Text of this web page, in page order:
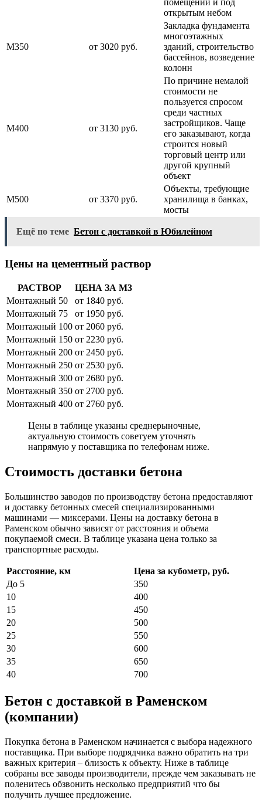
открытым небом
М350 от 3020 руб.
Закладка фундамента
многоэтажных
зданий, строительство
бассейнов, возведение
колонн
М400 от 3130 руб.
По причине немалой
стоимости не
пользуется спросом
среди частных
застройщиков. Чаще
его заказывают, когда
строится новый
торговый центр или
другой крупный
объект
М500 от 3370 руб.
Объекты, требующие
хранилища в банках,
мосты
Ещё по теме Бетон с доставкой в Юбилейном
Цены на цементный раствор
РАСТВОР
ЦЕНА ЗА М3
Монтажный 50
от 1840 руб.
Монтажный 75
от 1950 руб.
Монтажный 100 от 2060 руб.
Монтажный 150 от 2230 руб.
Монтажный 200 от 2450 руб.
Монтажный 250 от 2530 руб.
Монтажный 300 от 2680 руб.
Монтажный 350 от 2700 руб.
Монтажный 400 от 2760 руб.
Цены в таблице указаны среднерыночные,
актуальную стоимость советуем уточнять
напрямую у поставщика по телефонам ниже.
Стоимость доставки бетона
Большинство заводов по производству бетона предоставляют
и доставку бетонных смесей специализированными
машинами — миксерами. Цены на доставку бетона в
Раменском обычно зависят от расстояния и объема
покупаемой смеси. В таблице указана цена только за
транспортные расходы.
Расстояние, км
Цена за кубометр, руб.
До 5
350
10
400
15
450
20
500
25
550
30
600
35
650
40
700
Бетон с доставкой в Раменском
(компании)
Покупка бетона в Раменском начинается с выбора надежного
поставщика. При выборе подрядчика важно обратить на три
важных критерия – близость к объекту. Ниже в таблице
собраны все заводы производители, прежде чем заказывать не
поленитесь обзвонить несколько предприятий что бы
получить лучшее предложение.